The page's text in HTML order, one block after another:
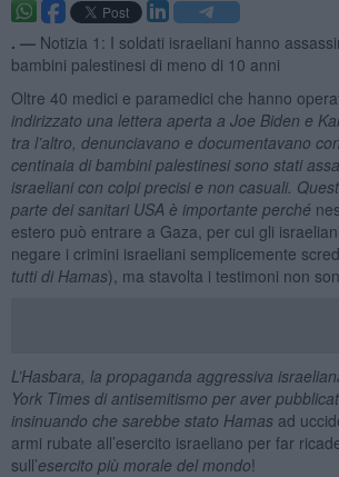
. — Notizia 1: I soldati israeliani hanno
bambini palestinesi di meno di 10 anni
Oltre 40 medici e paramedici che hanno
indirizzato una lettera aperta a Joe Biden e
tra l’altro, denunciavano e documentavano
centinaia di bambini palestinesi sono stati
israeliani con colpi precisi e non casuali.
parte dei sanitari USA è importante perché
estero può entrare a Gaza, per cui gli
negare i crimini israeliani semplicemente
tutti di Hamas), ma stavolta i testimoni non
L’Hasbara, la propaganda aggressiva
York Times di antisemitismo per aver
insinuando che sarebbe stato Hamas ad
armi rubate all’esercito israeliano per far
sull’esercito più morale del mondo!